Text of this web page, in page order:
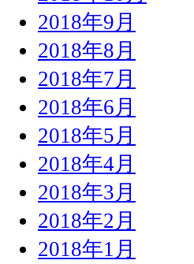
2018年9月
2018年8月
2018年7月
2018年6月
2018年5月
2018年4月
2018年3月
2018年2月
2018年1月